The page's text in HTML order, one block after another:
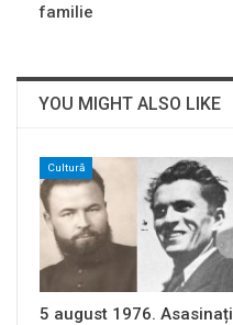
familie
YOU MIGHT ALSO LIKE
Cultură
5 august 1976. Asasinați